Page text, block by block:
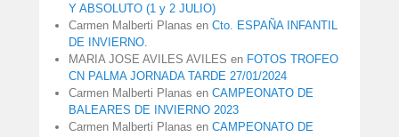
Y ABSOLUTO (1 y 2 JULIO)
Carmen Malberti Planas en Cto. ESPAÑA INFANTIL
DE INVIERNO.
MARIA JOSE AVILES AVILES en FOTOS TROFEO
CN PALMA JORNADA TARDE 27/01/2024
Carmen Malberti Planas en CAMPEONATO DE
BALEARES DE INVIERNO 2023
Carmen Malberti Planas en CAMPEONATO DE